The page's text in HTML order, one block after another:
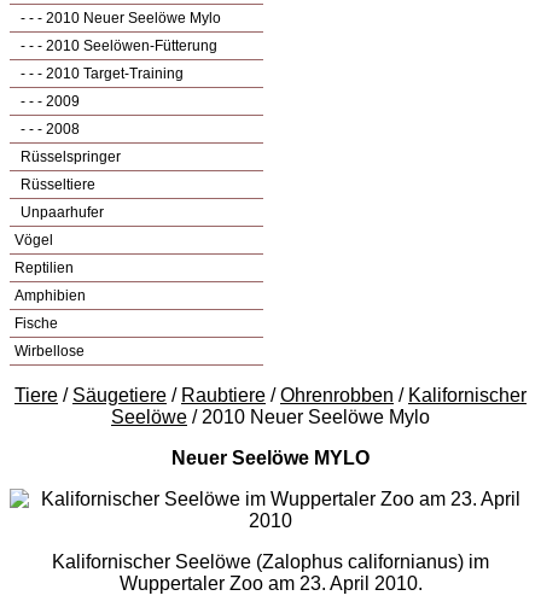
- - - 2010 Neuer Seelöwe Mylo
- - - 2010 Seelöwen-Fütterung
- - - 2010 Target-Training
- - - 2009
- - - 2008
Rüsselspringer
Rüsseltiere
Unpaarhufer
Vögel
Reptilien
Amphibien
Fische
Wirbellose
Tiere / Säugetiere / Raubtiere /Ohrenrobben / Kalifornischer
Seelöwe / 2010 Neuer Seelöwe Mylo
Neuer Seelöwe MYLO
Kalifornischer Seelöwe (Zalophus californianus) im
Wuppertaler Zoo am 23. April 2010.